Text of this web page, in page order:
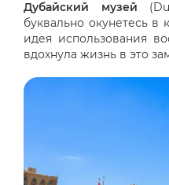
Дубайский музей
буквально окунетесь в
идея использования
вдохнула жизнь в это